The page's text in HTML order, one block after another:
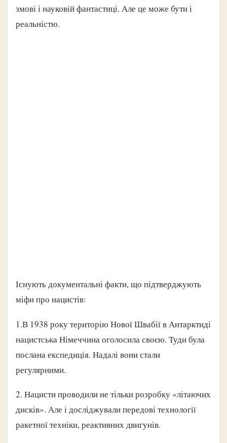
змові і науковій фантастиці. Але це може бути і
реальністю.
Існують документальні факти, що підтверджують
міфи про нацистів:
1.В 1938 року територію Нової Швабії в Антарктиді
нацистська Німеччина оголосила своєю. Туди була
послана експедиція. Надалі вони стали
регулярними.
2. Нацисти проводили не тільки розробку «літаючих
дисків». Але і досліджували передові технології
ракетної техніки, реактивних двигунів.